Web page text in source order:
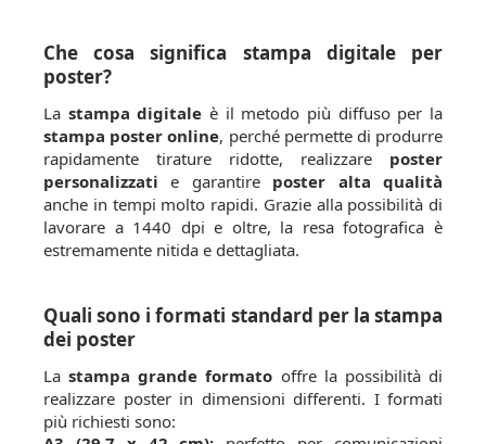
Che cosa significa stampa digitale per
poster?
La stampa digitale è il metodo più diffuso per la
stampa poster online, perché permette di produrre
rapidamente tirature ridotte, realizzare poster
personalizzati e garantire poster alta qualità
anche in tempi molto rapidi. Grazie alla possibilità di
lavorare a 1440 dpi e oltre, la resa fotografica è
estremamente nitida e dettagliata.
Quali sono i formati standard per la stampa
dei poster
Lastampa grande formato offre la possibilità di
realizzare poster in dimensioni differenti. I formati
più richiesti sono: